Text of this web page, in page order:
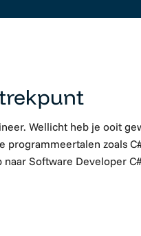
Wellicht heb je ooit
zoals
Software Developer